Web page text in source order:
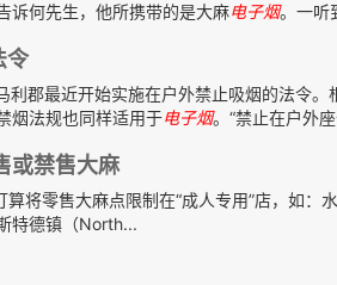
诉何先生，他所携带的是大麻电子烟。一听
令
利郡最近开始实施在户外禁止吸烟的法令
烟法规也同样适用于电子烟。“禁止在户外
或禁售大麻
将零售大麻点限制在“成人专用”店，如：
特德镇（North...